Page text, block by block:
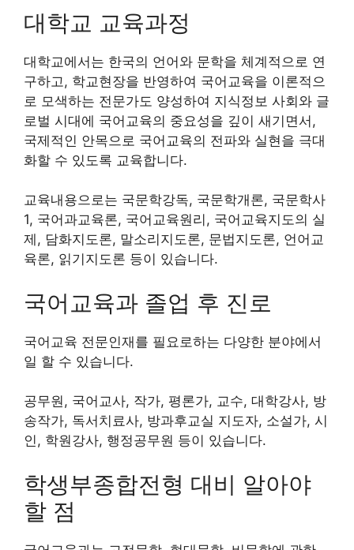
대학교 교육과정
대학교에서는 한국의 언어와 문학을 체계적으로 연
구하고, 학교현장을 반영하여 국어교육을 이론적으
로 모색하는 전문가도 양성하여 지식정보 사회와 글
로벌 시대에 국어교육의 중요성을 깊이 새기면서,
국제적인 안목으로 국어교육의 전파와 실현을 극대
화할 수 있도록 교육합니다.
교육내용으로는 국문학강독, 국문학개론, 국문학사
1, 국어과교육론, 국어교육원리, 국어교육지도의 실
제, 담화지도론, 말소리지도론, 문법지도론, 언어교
육론, 읽기지도론 등이 있습니다.
국어교육과 졸업 후 진로
국어교육 전문인재를 필요로하는 다양한 분야에서
일 할 수 있습니다.
공무원, 국어교사, 작가, 평론가, 교수, 대학강사, 방
송작가, 독서치료사, 방과후교실 지도자, 소설가, 시
인, 학원강사, 행정공무원 등이 있습니다.
학생부종합전형 대비 알아야
할 점